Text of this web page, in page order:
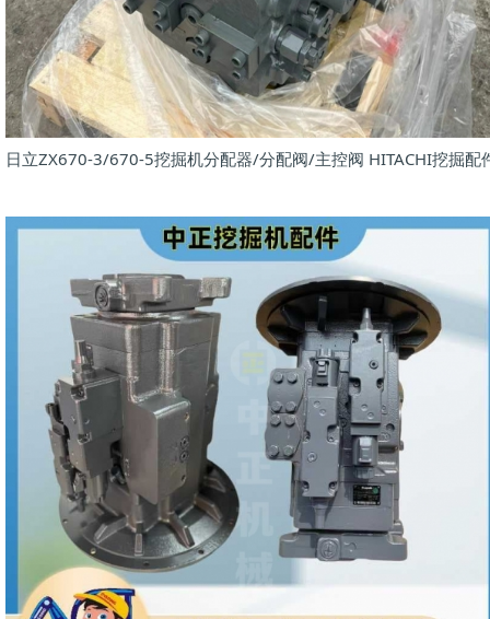
日立ZX670-3/670-5挖掘机分配器/分配阀/主控阀 HITACHI挖掘配